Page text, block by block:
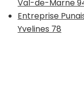
Val-de-Marne
Entreprise
Yvelines 78